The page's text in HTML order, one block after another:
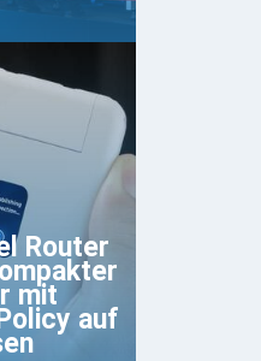
Router
mit
auf